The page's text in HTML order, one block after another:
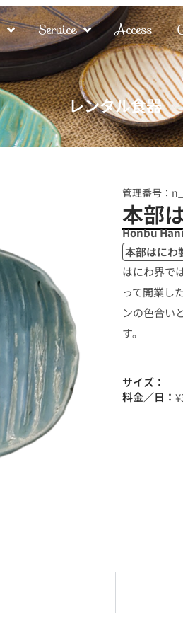
Service Access
レンタル食器
管理番号：
本部
Honbu
本部はにわ
はにわ界で
って開業し
ンの色合い
す。
サイズ：
料金／日：